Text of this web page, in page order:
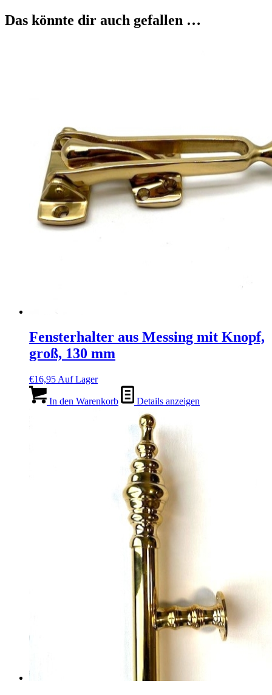
Das könnte dir auch gefallen …
Fensterhalter aus Messing mit Knopf,
groß, 130 mm
€16,95 Auf Lager
In den Warenkorb Details anzeigen